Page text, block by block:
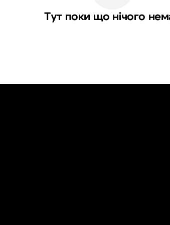
Тут поки що нічого